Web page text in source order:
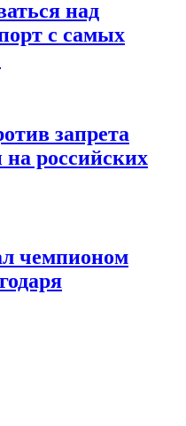
над
с самых
запрета
российских
чемпионом